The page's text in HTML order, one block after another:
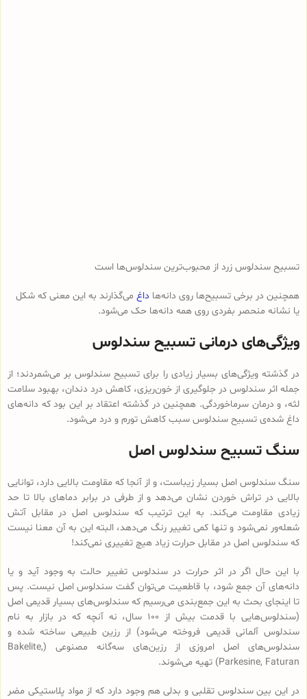
تسبیح سندلوس زرد از محبوب‌ترین سندلوس‌ها است
همچنین در برخی تسبیح‌ها روی دانه‌ها داغ می‌گذارند به این معنی که شکل
یا نشانه منحصر بفردی روی همه دانه‌ها حک می‌شود.
ویژگی‌های درمانی تسبیح سندلوس
در گذشته ویژگی‌های بسیار زیادی را برای تسبیح سندلوس بر می‌شمردند؛ از
جمله اثر سندلوس در جلوگیری از خون‌ریزی، کاهش درد دندان، بهبود سلامت
لثه، و درمان سرماخوردگی. همچنین در گذشته اعتقاد بر این بود که دانه‌های
داغ شده‌ی تسبیح سندلوس سبب کاهش تورم و درد می‌شود.
سنگ تسبیح سندلوس اصل
سنگ سندلوس اصل بسیار زیباست، و از آنجا که مقاومت بالایی دارد، توانایی
بالایی در تراش خوردن نشان می‌دهد و از طرفی در برابر دماهای بالا تا حد
زیادی مقاومت می‌کند. به این ترتیب که سندلوس اصل در مقابل آتش
شعله‌ور نمی‌شود و تنها کمی تغییر رنگ می‌دهد، البته این به آن معنا نیست
که سندلوس اصل در مقابل حرارت زیاد هیچ تغییری نمی‌کند!
با این حال اگر در اثر حرارت در سندلوس تغییر حالت به وجود آید و یا
دانه‌های آن جمع شود، با قاطعیت می‌توان گفت سندلوس اصل نیست. پس
تا اینجای بحث به این جمع‌بندی می‌رسیم که سندلوس‌های بسیار قدیمی اصل
(سندلوس‌هایی با قدمت بیش از 100 سال، نه آنچه که در بازار به نام
سندلوس آلمانی قدیمی فروخته می‌شود) از رزین طبیعی ساخته شده و
سندلوس‌‌های اصل امروزی از رزین‌های سه‌گانه مصنوعی (Bakelite,
Parkesine, Faturan) تهیه می‌شوند.
در این بین سندلوس تقلبی و بدلی هم وجود دارد که از مواد پلاستیکی مضر